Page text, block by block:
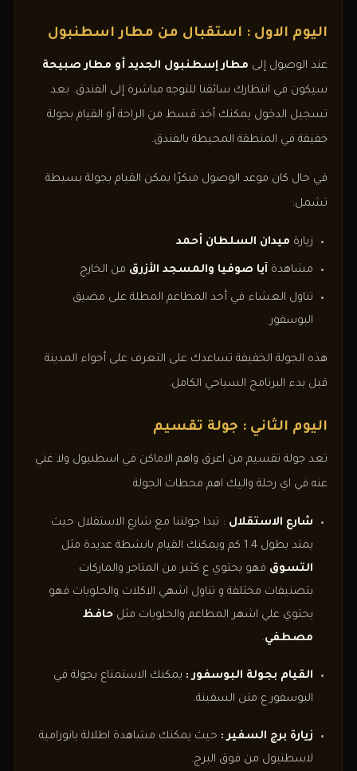
اليوم الاول : استقبال من مطار اسطنبول
عند الوصول إلى مطار إسطنبول الجديد أو مطار صبيحة
سيكون في انتظارك سائقنا للتوجه مباشرة إلى الفندق. بعد
تسجيل الدخول يمكنك أخذ قسط من الراحة أو القيام بجولة
خفيفة في المنطقة المحيطة بالفندق.
في حال كان موعد الوصول مبكرًا يمكن القيام بجولة بسيطة
تشمل:
زيارة ميدان السلطان أحمد
مشاهدة آيا صوفيا والمسجد الأزرق من الخارج
تناول العشاء في أحد المطاعم المطلة على مضيق
البوسفور
هذه الجولة الخفيفة تساعدك على التعرف على أجواء المدينة
قبل بدء البرنامج السياحي الكامل.
اليوم الثاني : جولة تقسيم
تعد جولة تقسيم من اعرق واهم الاماكن في اسطنبول ولا غني
عنه في اي رحلة واليك اهم محطات الجولة
شارع الاستقلال : تبدا جولتنا مع شارع الاستقلال حيث
يمتد بطول 1.4 كم ويمكنك القيام بانشطة عديدة مثل
التسوق فهو يحتوي ع كثير من المتاجر والماركات
بتصنيفات مختلفة و تناول اشهي الاكلات والحلويات فهو
يحتوي علي اشهر المطاعم والحلويات مثل حافظ
مصطفي.
القيام بجولة البوسفور : يمكنك الاستمتاع بجولة في
البوسفور ع متن السفينة.
زيارة برج السفير : حيث يمكنك مشاهدة اطلالة بانورامية
لاسطنبول من فوق البرج.